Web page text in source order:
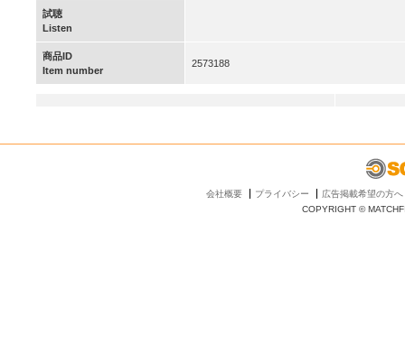
試聴
Listen
商品ID
Item number
2573188
会社概要 プライバシー
広告掲載希望の方へ
COPYRIGHT ©